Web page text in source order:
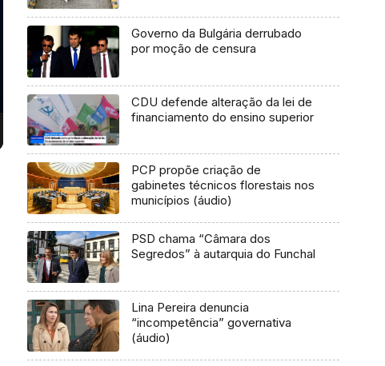
Governo da Bulgária derrubado
por moção de censura
CDU defende alteração da lei de
financiamento do ensino superior
PCP propõe criação de
gabinetes técnicos florestais nos
municípios (áudio)
PSD chama “Câmara dos
Segredos” à autarquia do Funchal
Lina Pereira denuncia
“incompetência” governativa
(áudio)